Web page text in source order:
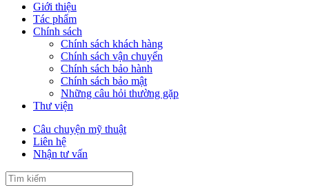
Giới thiệu
Tác phẩm
Chính sách
Chính sách khách hàng
Chính sách vận chuyển
Chính sách bảo hành
Chính sách bảo mật
Những câu hỏi thường gặp
Thư viện
Câu chuyện mỹ thuật
Liên hệ
Nhận tư vấn